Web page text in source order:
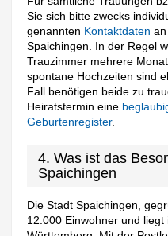
Sie sich bitte zwecks
genannten Kontaktdaten
Spaichingen. In der Regel
Trauzimmer mehrere
spontane Hochzeiten sind
Fall benötigen beide zu
Heiratstermin eine
Geburtenregister.
4. Was ist das
Spaichingen
Die Stadt Spaichingen,
12.000 Einwohner und